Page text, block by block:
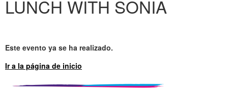
LUNCH WITH SONIA
Este evento ya se ha realizado.
Ir a la página de inicio